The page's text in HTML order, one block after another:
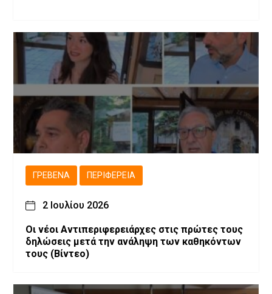
ΓΡΕΒΕΝΆ ΠΕΡΙΦΈΡΕΙΑ
2 Ιουλίου 2026
Οι νέοι Αντιπεριφερειάρχες στις πρώτες τους
δηλώσεις μετά την ανάληψη των καθηκόντων
τους (Βίντεο)